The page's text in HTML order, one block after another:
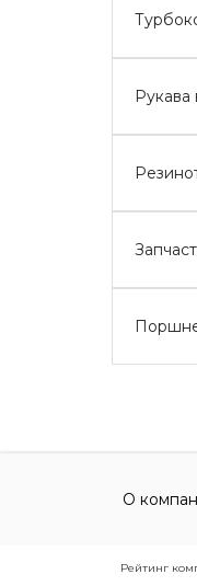
Рукава
О
Рейтинг